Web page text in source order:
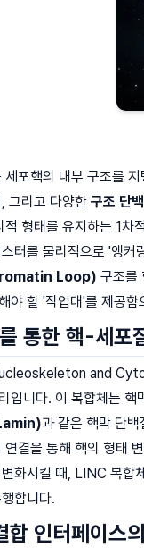
포핵의 내부 구조를
그리고 다양한 구조
적 형태를 유지하는 1
터를 물리적으로 '앵
Loop) 구조를
야 할 '작업대'를 제공
통한 핵-세포
and
입니다. 이 복합체는
과 같은 핵막 단
연결을 통해 핵의 형태
화시킬 때, LINC 복합
합니다.
인터페이스